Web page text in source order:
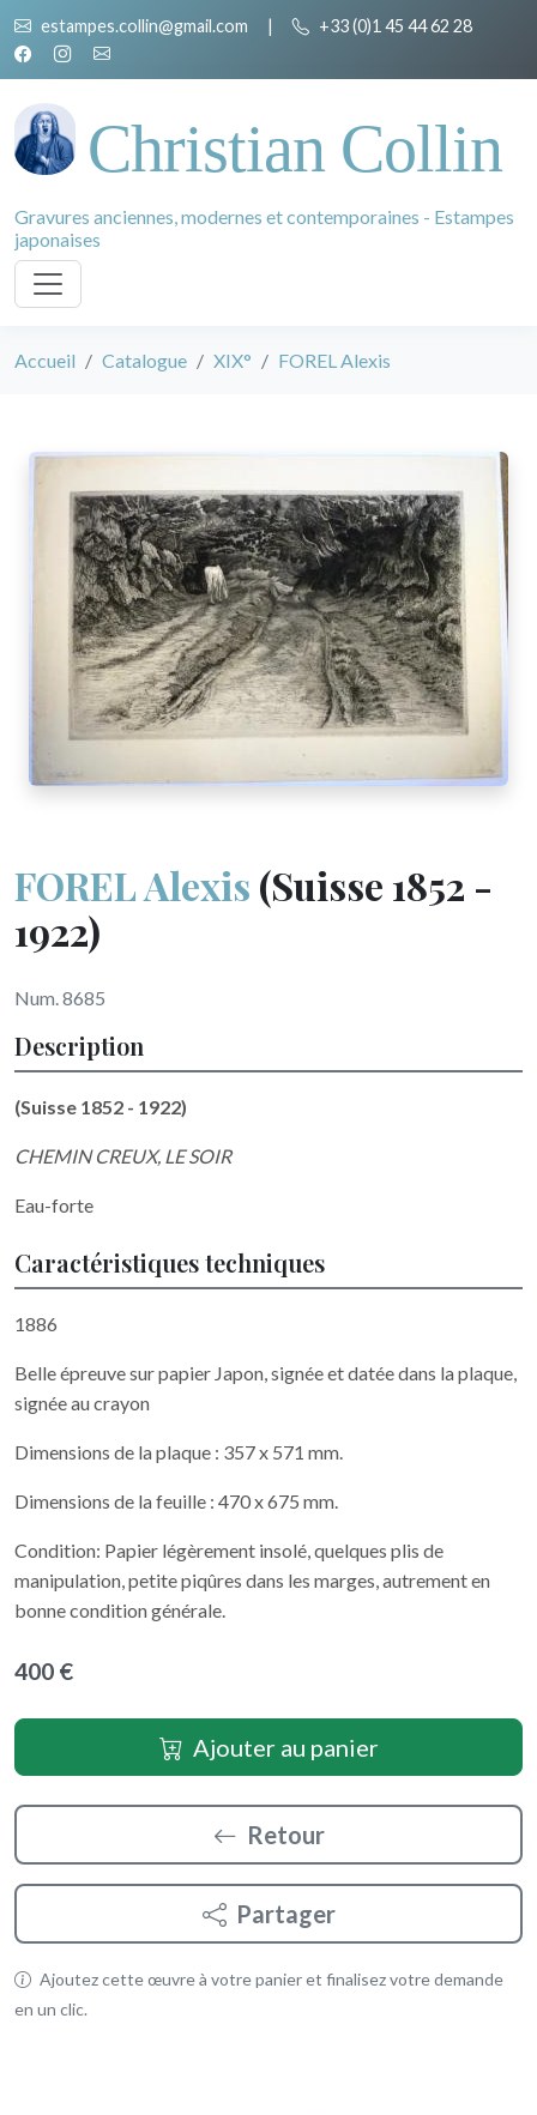
estampes.collin@gmail.com | +33 (0)1 45 44 62 28
Christian Collin
Gravures anciennes, modernes et contemporaines - Estampes
japonaises
Accueil Catalogue XIX° FOREL Alexis
FOREL Alexis (Suisse 1852 -
1922)
Num. 8685
Description
(Suisse 1852 - 1922)
CHEMIN CREUX, LE SOIR
Eau-forte
Caractéristiques techniques
1886
Belle épreuve sur papier Japon, signée et datée dans la plaque,
signée au crayon
Dimensions de la plaque : 357 x 571 mm.
Dimensions de la feuille : 470 x 675 mm.
Condition: Papier légèrement insolé, quelques plis de
manipulation, petite piqûres dans les marges, autrement en
bonne condition générale.
400 €
Ajouter au panier
Retour
Partager
Ajoutez cette œuvre à votre panier et finalisez votre demande
en un clic.